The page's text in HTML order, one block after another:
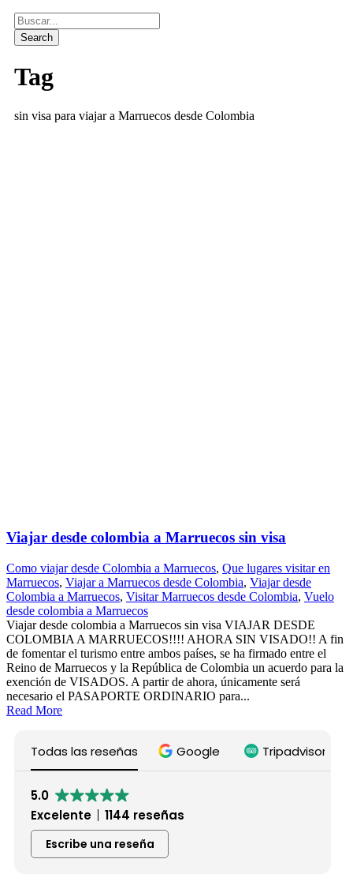
Tag
sin visa para viajar a Marruecos desde Colombia
Viajar desde colombia a Marruecos sin visa
Como viajar desde Colombia a Marruecos, Que lugares visitar en
Marruecos, Viajar a Marruecos desde Colombia, Viajar desde
Colombia a Marruecos, Visitar Marruecos desde Colombia, Vuelo
desde colombia a Marruecos
Viajar desde colombia a Marruecos sin visa VIAJAR DESDE
COLOMBIA A MARRUECOS!!!! AHORA SIN VISADO!! A fin
de fomentar el turismo entre ambos países, se ha firmado entre el
Reino de Marruecos y la República de Colombia un acuerdo para la
exención de VISADOS. A partir de ahora, únicamente será
necesario el PASAPORTE ORDINARIO para...
Read More
Todas las reseñas Google Tripadvisor
5.0
Excelente
1144 reseñas
Escribe una reseña